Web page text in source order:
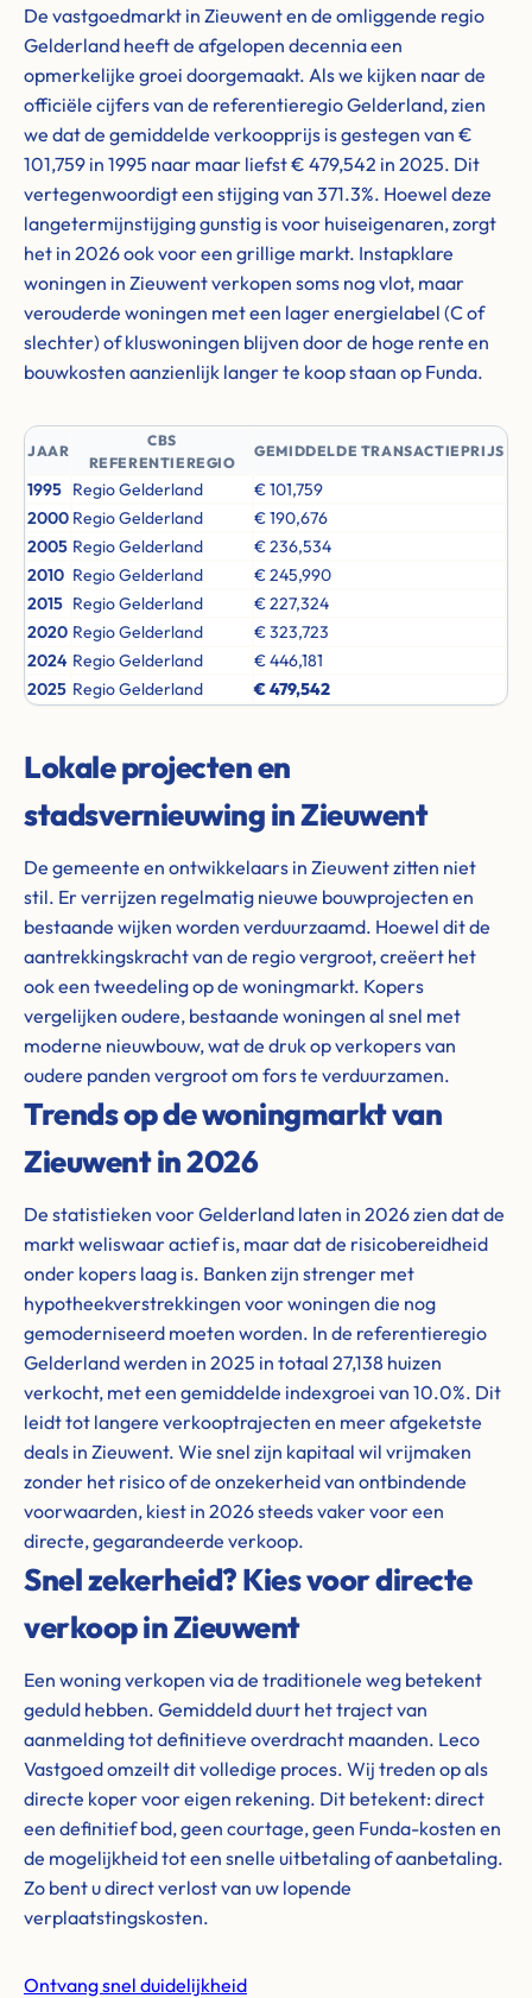
De vastgoedmarkt in Zieuwent en de omliggende regio
Gelderland heeft de afgelopen decennia een
opmerkelijke groei doorgemaakt. Als we kijken naar de
officiële cijfers van de referentieregio Gelderland, zien
we dat de gemiddelde verkoopprijs is gestegen van €
101,759 in 1995 naar maar liefst € 479,542 in 2025. Dit
vertegenwoordigt een stijging van 371.3%. Hoewel deze
langetermijnstijging gunstig is voor huiseigenaren, zorgt
het in 2026 ook voor een grillige markt. Instapklare
woningen in Zieuwent verkopen soms nog vlot, maar
verouderde woningen met een lager energielabel (C of
slechter) of kluswoningen blijven door de hoge rente en
bouwkosten aanzienlijk langer te koop staan op Funda.
JAAR
CBS
REFERENTIEREGIO
GEMIDDELDE TRANSACTIEPRIJS
1995 Regio Gelderland
€ 101,759
2000 Regio Gelderland
€ 190,676
2005 Regio Gelderland
€ 236,534
2010 Regio Gelderland
€ 245,990
2015 Regio Gelderland
€ 227,324
2020 Regio Gelderland
€ 323,723
2024 Regio Gelderland
€ 446,181
2025 Regio Gelderland € 479,542
Lokale projecten en
stadsvernieuwing in Zieuwent
De gemeente en ontwikkelaars in Zieuwent zitten niet
stil. Er verrijzen regelmatig nieuwe bouwprojecten en
bestaande wijken worden verduurzaamd. Hoewel dit de
aantrekkingskracht van de regio vergroot, creëert het
ook een tweedeling op de woningmarkt. Kopers
vergelijken oudere, bestaande woningen al snel met
moderne nieuwbouw, wat de druk op verkopers van
oudere panden vergroot om fors te verduurzamen.
Trends op de woningmarkt van
Zieuwent in 2026
De statistieken voor Gelderland laten in 2026 zien dat de
markt weliswaar actief is, maar dat de risicobereidheid
onder kopers laag is. Banken zijn strenger met
hypotheekverstrekkingen voor woningen die nog
gemoderniseerd moeten worden. In de referentieregio
Gelderland werden in 2025 in totaal 27,138 huizen
verkocht, met een gemiddelde indexgroei van 10.0%. Dit
leidt tot langere verkooptrajecten en meer afgeketste
deals in Zieuwent. Wie snel zijn kapitaal wil vrijmaken
zonder het risico of de onzekerheid van ontbindende
voorwaarden, kiest in 2026 steeds vaker voor een
directe, gegarandeerde verkoop.
Snel zekerheid? Kies voor directe
verkoop in Zieuwent
Een woning verkopen via de traditionele weg betekent
geduld hebben. Gemiddeld duurt het traject van
aanmelding tot definitieve overdracht maanden. Leco
Vastgoed omzeilt dit volledige proces. Wij treden op als
directe koper voor eigen rekening. Dit betekent: direct
een definitief bod, geen courtage, geen Funda-kosten en
de mogelijkheid tot een snelle uitbetaling of aanbetaling.
Zo bent u direct verlost van uw lopende
verplaatstingskosten.
Ontvang snel duidelijkheid